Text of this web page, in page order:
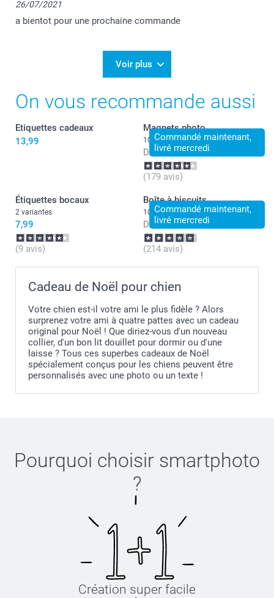
26/07/2021
a bientot pour une prochaine commande
Voir plus
On vous recommande aussi
Etiquettes cadeaux
13,99
Commandé maintenant,
livré mercredi
Magnets photo
10+ variantes
Dès 8,99
(179 avis)
Étiquettes bocaux
2 variantes
7,99
(9 avis)
Commandé maintenant,
livré mercredi
Boîte à biscuits
10 variantes
Dès 22,99
(214 avis)
Cadeau de Noël pour chien
Votre chien est-il votre ami le plus fidèle ? Alors
surprenez votre ami à quatre pattes avec un cadeau
original pour Noël ! Que diriez-vous d'un nouveau
collier, d'un bon lit douillet pour dormir ou d'une
laisse ? Tous ces superbes cadeaux de Noël
spécialement conçus pour les chiens peuvent être
personnalisés avec une photo ou un texte !
Pourquoi choisir smartphoto
?
Création super facile